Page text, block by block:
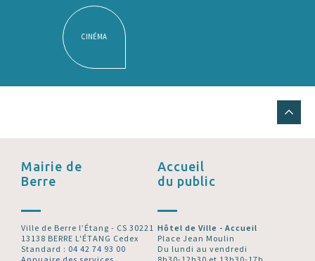
CINÉMA
Mairie de
Berre
Ville de Berre l’Étang - CS 30221
13138 BERRE L'ÉTANG Cedex
Standard : 04 42 74 93 00
Accueil
du public
Hôtel de Ville - Accueil
Place Jean Moulin
Du lundi au vendredi